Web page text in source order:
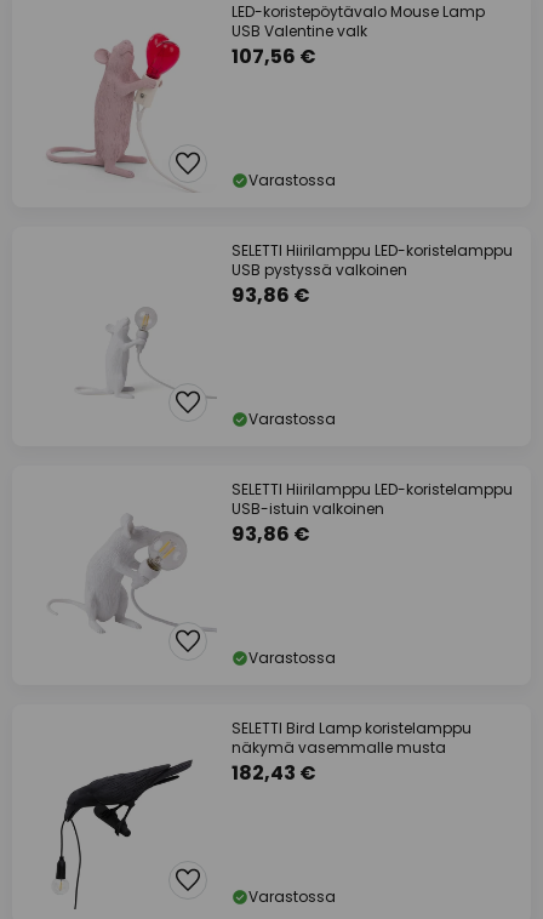
LED-koristepöytävalo Mouse Lamp
USB Valentine valk
107,56 €
Varastossa
SELETTI Hiirilamppu LED-koristelamppu
USB pystyssä valkoinen
93,86 €
Varastossa
SELETTI Hiirilamppu LED-koristelamppu
USB-istuin valkoinen
93,86 €
Varastossa
SELETTI Bird Lamp koristelamppu
näkymä vasemmalle musta
182,43 €
Varastossa